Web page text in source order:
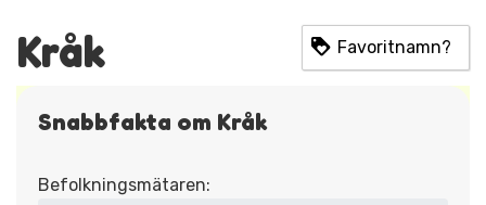
Kråk Favoritnamn?
Snabbfakta om Kråk
Befolkningsmätaren: